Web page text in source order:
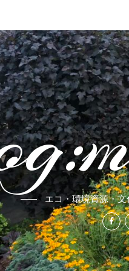
エコ・環境資源・